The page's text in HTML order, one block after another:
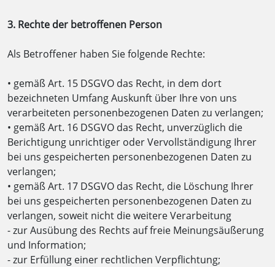
3. Rechte der betroffenen Person
Als Betroffener haben Sie folgende Rechte:
• gemäß Art. 15 DSGVO das Recht, in dem dort
bezeichneten Umfang Auskunft über Ihre von uns
verarbeiteten personenbezogenen Daten zu verlangen;
• gemäß Art. 16 DSGVO das Recht, unverzüglich die
Berichtigung unrichtiger oder Vervollständigung Ihrer
bei uns gespeicherten personenbezogenen Daten zu
verlangen;
• gemäß Art. 17 DSGVO das Recht, die Löschung Ihrer
bei uns gespeicherten personenbezogenen Daten zu
verlangen, soweit nicht die weitere Verarbeitung
- zur Ausübung des Rechts auf freie Meinungsäußerung
und Information;
- zur Erfüllung einer rechtlichen Verpflichtung;